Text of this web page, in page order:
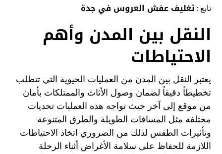
تابع :تغليف عفش العروس في جدة
النقل بين المدن وأهم
الاحتياطات
يعتبر النقل بين المدن من العمليات الحيوية التي تتطلب
تخطيطاً دقيقاً لضمان وصول الأثاث والممتلكات بأمان
من موقع إلى آخر حيث تواجه هذه العمليات تحديات
مختلفة مثل المسافات الطويلة والطرق المتنوعة
وتأثيرات الطقس لذلك من الضروري اتخاذ الاحتياطات
اللازمة للحفاظ على سلامة الأغراض أثناء الرحلة